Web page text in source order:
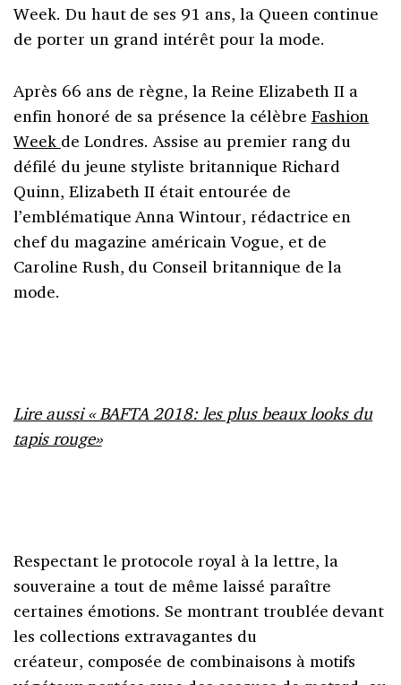
Week. Du haut de ses 91 ans, la Queen continue
de porter un grand intérêt pour la mode.
Après 66 ans de règne, la Reine Elizabeth II a
enfin honoré de sa présence la célèbre Fashion
Week de Londres. Assise au premier rang du
défilé du jeune styliste britannique Richard
Quinn, Elizabeth II était entourée de
l’emblématique Anna Wintour, rédactrice en
chef du magazine américain Vogue, et de
Caroline Rush, du Conseil britannique de la
mode.
Lire aussi « BAFTA 2018: les plus beaux looks du
tapis rouge»
Respectant le protocole royal à la lettre, la
souveraine a tout de même laissé paraître
certaines émotions. Se montrant troublée devant
les collections extravagantes du
créateur, composée de combinaisons à motifs